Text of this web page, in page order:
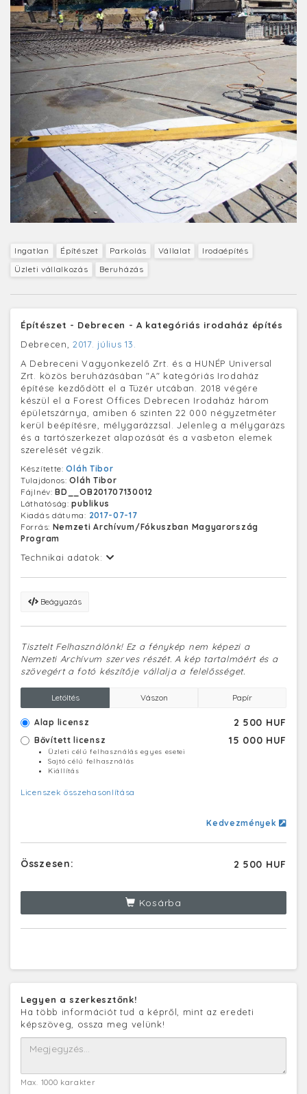
Ingatlan Építészet Parkolás Vállalat
Irodaépítés
Üzleti vállalkozás
Beruházás
Építészet - Debrecen - A kategóriás irodaház építés
Debrecen, 2017. július 13.
A Debreceni Vagyonkezelő Zrt. és a HUNÉP Universal
Zrt. közös beruházásában "A" kategóriás Irodaház
építése kezdődött el a Tüzér utcában. 2018 végére
készül el a Forest Offices Debrecen Irodaház három
épületszárnya, amiben 6 szinten 22 000 négyzetméter
kerül beépítésre, mélygarázzsal. Jelenleg a mélygarázs
és a tartószerkezet alapozását és a vasbeton elemek
szerelését végzik.
Készítette:Oláh Tibor
Tulajdonos:Oláh Tibor
Fájlnév:BD__OB201707130012
Láthatóság:publikus
Kiadás dátuma: 2017-07-17
Forrás: Nemzeti Archívum/Fókuszban Magyarország
Program
Technikai adatok:
Beágyazás
Tisztelt Felhasználónk! Ez a fénykép nem képezi a
Nemzeti Archívum szerves részét. A kép tartalmáért és a
szövegért a fotó készítője vállalja a felelősséget.
Letöltés Vászon Papír
Alap licensz 2 500 HUF
Bővített licensz 15 000 HUF
Üzleti célú felhasználás egyes esetei
Sajtó célú felhasználás
Kiállítás
Licenszek összehasonlítása
Kedvezmények
Összesen: 2 500 HUF
Kosárba
Legyen a szerkesztőnk!
Ha több információt tud a képről, mint az eredeti
képszöveg, ossza meg velünk!
Max. 1000 karakter